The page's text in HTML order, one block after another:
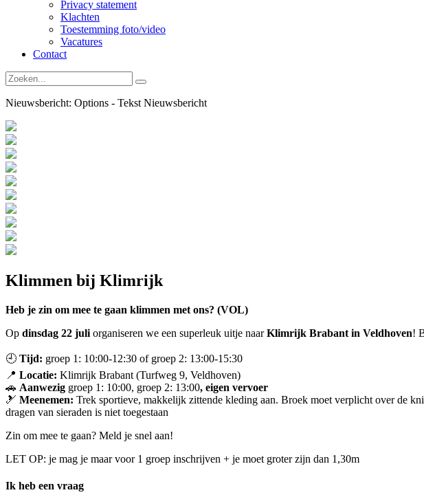
Privacy statement
Klachten
Toestemming foto/video
Vacatures
Contact
Nieuwsbericht: Options - Tekst Nieuwsbericht
Klimmen bij Klimrijk
Heb je zin om mee te gaan klimmen met ons? (VOL)
Op dinsdag 22 juli organiseren we een superleuk uitje naarKlimrijk Brabant in Veldhoven!
🕘 Tijd: groep 1: 10:00-12:30 of groep 2: 13:00-15:30
📍 Locatie: Klimrijk Brabant (Turfweg 9, Veldhoven)
🚗 Aanwezig groep 1: 10:00, groep 2: 13:00, eigen vervoer
🎿 Meenemen: Trek sportieve, makkelijk zittende kleding aan. Broek moet verplicht over de
dragen van sieraden is niet toegestaan
Zin om mee te gaan? Meld je snel aan!
LET OP: je mag je maar voor 1 groep inschrijven + je moet groter zijn dan 1,30m
Ik heb een vraag